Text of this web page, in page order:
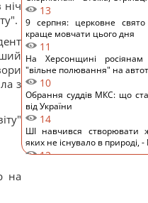
ніч
з
на
13
9 серпня: церковне
краще мовчати цього дня
11
На Херсонщині
"вільне полювання" на
10
Обрання суддів МКС: що
від України
14
ШІ навчився створювати
яких не існувало в природі, -
12